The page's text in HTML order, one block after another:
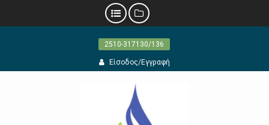
2510-317130/136
Είσοδος/Εγγραφή